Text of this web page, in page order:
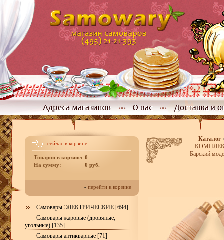
сейчас в корзине...
Товаров в корзине: 0
На сумму:
0 руб.
» перейти к корзине
Самовары ЭЛЕКТРИЧЕСКИЕ [694]
Самовары жаровые (дровяные,
угольные) [135]
Самовары антикварные [71]
Каталог
Барский